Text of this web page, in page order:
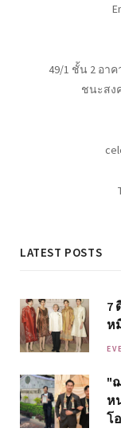
49/1 ชั้น 2 อา
ชนะสง
LATEST POSTS
7
ห
"
ห
โ